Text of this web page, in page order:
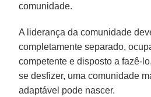
comunidade.
A liderança da comunidade
completamente separado,
competente e disposto a fazê-
se desfizer, uma comunidade
adaptável pode nascer.